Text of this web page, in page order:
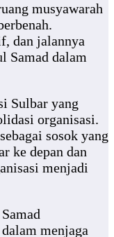
musyawarah
dan jalannya
Samad dalam
Sulbar yang
organisasi.
sosok yang
ke depan dan
menjadi
menjaga